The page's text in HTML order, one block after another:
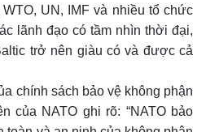
UN, IMF và nhiều tổ chức
lãnh đạo có tầm nhìn thời đại,
trở nên giàu có và được cả
chính sách bảo vệ không phận
của NATO ghi rõ: “NATO bảo